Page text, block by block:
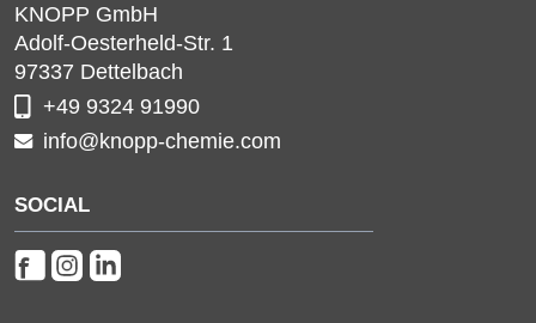
KNOPP GmbH
Adolf-Oesterheld-Str. 1
97337 Dettelbach
+49 9324 91990
info@knopp-chemie.com
SOCIAL